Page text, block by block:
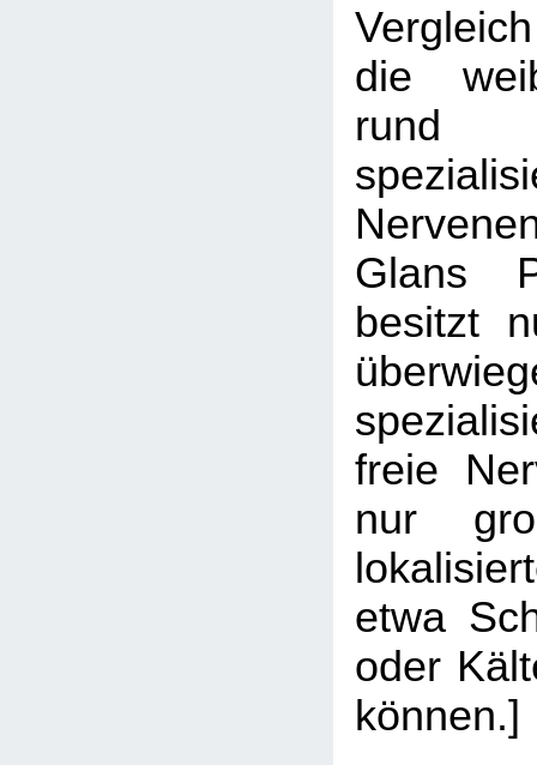
die
Glans
besitzt
freie
nur
etwa
oder
können.]